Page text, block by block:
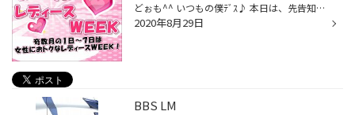
どぉも^^ いつもの僕ﾃﾞｽ♪ 本日は、先告知ﾃﾞｽ♪ レディ～ス♪ウィ～クが９月１日～7日迄開催です♪（水曜日は定休日です） 女性のお客様のご来店をお待ちしております♪ #下松市 ＃山田 ＃タイヤ館 ＃TEトヨタ ＃ホンダ ＃スバル ＃ミツビシ ＃ニッサン ＃スズキ ＃ダイハツ ＃タイヤ交換 ＃エンジンオ...
2020年8月29日
BBS LM